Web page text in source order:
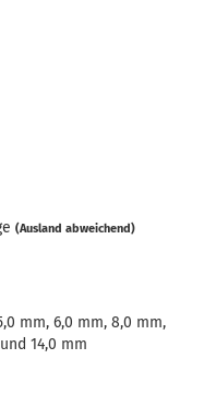
(Ausland abweichend)
mm, 6,0 mm, 8,0 mm,
14,0 mm